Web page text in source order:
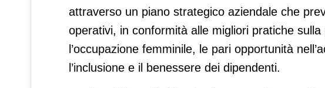
attraverso un piano strategico aziendale che
operativi, in conformità alle migliori pratiche
l’occupazione femminile, le pari opportunità
l’inclusione e il benessere dei dipendenti.